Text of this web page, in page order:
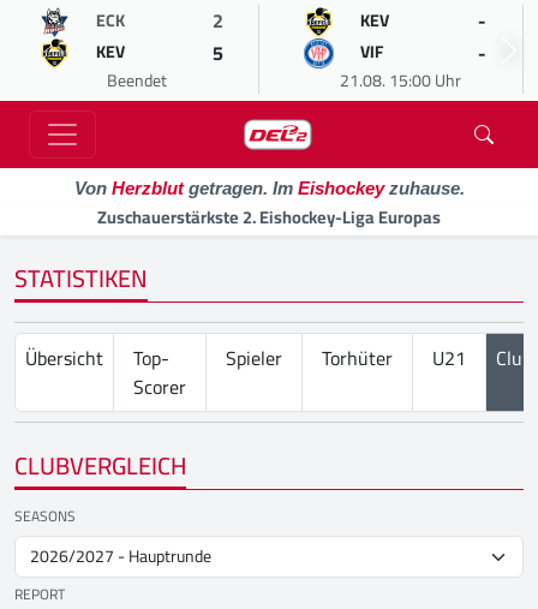
ECK 2
KEV 5
Beendet
KEV -
VIF -
21.08. 15:00 Uhr
Von Herzblutgetragen. Im Eishockeyzuhause.
Zuschauerstärkste 2. Eishockey-Liga Europas
STATISTIKEN
Übersicht
Top-
Scorer
Spieler Torhüter U21
CLUBVERGLEICH
SEASONS
REPORT